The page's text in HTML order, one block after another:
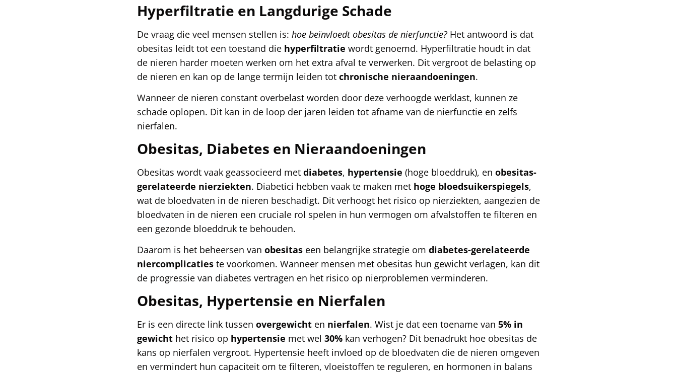
Hyperfiltratie en Langdurige Schade
De vraag die veel mensen stellen is: hoe beïnvloedt obesitas de nierfunctie? Het antwoord is dat
obesitas leidt tot een toestand die hyperfiltratie wordt genoemd. Hyperfiltratie houdt in dat
de nieren harder moeten werken om het extra afval te verwerken. Dit vergroot de belasting op
de nieren en kan op de lange termijn leiden tot chronische nieraandoeningen.
Wanneer de nieren constant overbelast worden door deze verhoogde werklast, kunnen ze
schade oplopen. Dit kan in de loop der jaren leiden tot afname van de nierfunctie en zelfs
nierfalen.
Obesitas, Diabetes en Nieraandoeningen
Obesitas wordt vaak geassocieerd met diabetes, hypertensie (hoge bloeddruk), en obesitas-
gerelateerde nierziekten. Diabetici hebben vaak te maken met hoge bloedsuikerspiegels,
wat de bloedvaten in de nieren beschadigt. Dit verhoogt het risico op nierziekten, aangezien de
bloedvaten in de nieren een cruciale rol spelen in hun vermogen om afvalstoffen te filteren en
een gezonde bloeddruk te behouden.
Daarom is het beheersen van obesitas een belangrijke strategie om diabetes-gerelateerde
niercomplicaties te voorkomen. Wanneer mensen met obesitas hun gewicht verlagen, kan dit
de progressie van diabetes vertragen en het risico op nierproblemen verminderen.
Obesitas, Hypertensie en Nierfalen
Er is een directe link tussen overgewicht en nierfalen. Wist je dat een toename van 5% in
gewicht het risico op hypertensie met wel 30% kan verhogen? Dit benadrukt hoe obesitas de
kans op nierfalen vergroot. Hypertensie heeft invloed op de bloedvaten die de nieren omgeven
en vermindert hun capaciteit om te filteren, vloeistoffen te reguleren, en hormonen in balans